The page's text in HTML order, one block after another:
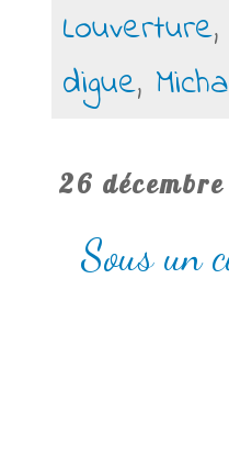
Louverture
digue,
26
Sous